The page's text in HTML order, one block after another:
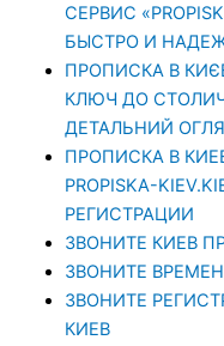
СЕРВИС
БЫСТРО И
ПРОПИСКА В
КЛЮЧ ДО
ДЕТАЛЬНИЙ
ПРОПИСКА В
PROPISKA-
РЕГИСТРАЦИИ
ЗВОНИТЕ КИЕВ
ЗВОНИТЕ
ЗВОНИТЕ
КИЕВ